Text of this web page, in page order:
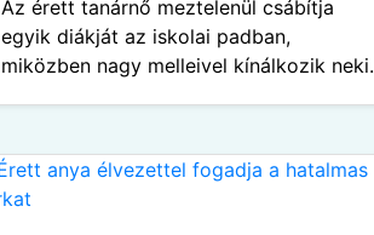
Az érett tanárnő meztelenül csábítja
egyik diákját az iskolai padban,
miközben nagy melleivel kínálkozik neki.